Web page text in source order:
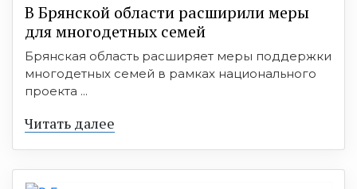
В Брянской области расширили меры
для многодетных семей
Брянская область расширяет меры поддержки
многодетных семей в рамках национального
проекта ...
Читать далее